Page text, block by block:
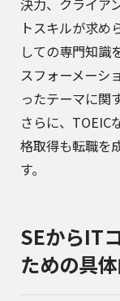
決力、クライア
トスキルが求め
しての専門知識
スフォーメーシ
ったテーマに関
さらに、TOEIC
格取得も転職を
す。
SEからIT
ための具